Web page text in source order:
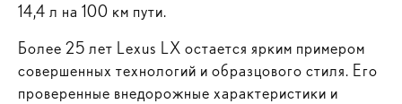
14,4 л на 100 км пути.
Более 25 лет Lexus LX остается ярким примером
совершенных технологий и образцового стиля. Его
проверенные внедорожные характеристики и